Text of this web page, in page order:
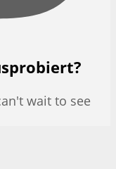
wait to see